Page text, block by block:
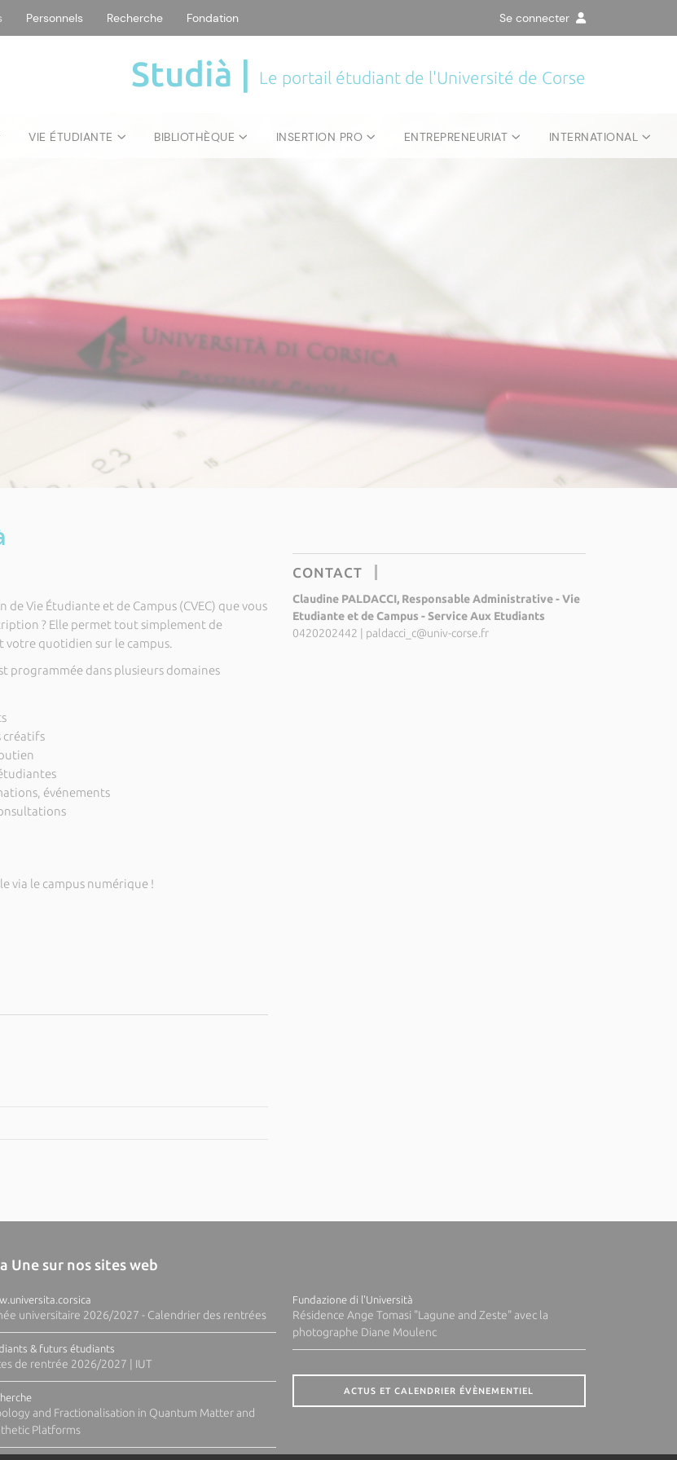
Personnels Recherche Fondation Se connecter
Studià | Le portail étudiant de l'Université de Corse
VIE ÉTUDIANTE BIBLIOTHÈQUE INSERTION PRO ENTREPRENEURIAT INTERNATIONAL
Vie Étudiante et de Campus (CVEC) que vous
? Elle permet tout simplement de
votre quotidien sur le campus.
programmée dans plusieurs domaines
créatifs
événements
via le campus numérique !
CONTACT
Claudine PALDACCI, Responsable Administrative - Vie
Etudiante et de Campus - Service Aux Etudiants
0420202442
paldacci_c@univ-corse.fr
Une sur nos sites web
universitaire 2026/2027 - Calendrier des rentrées
& futurs étudiants
de rentrée 2026/2027 | IUT
and Fractionalisation in Quantum Matter and
Platforms
Fundazione di l'Università
Résidence Ange Tomasi "Lagune and Zeste" avec la
photographe Diane Moulenc
ACTUS ET CALENDRIER ÉVÈNEMENTIEL